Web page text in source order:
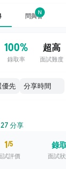
問與答
N
100%
錄取率
超高
面試難度
分享
1/5
試評價
錄
面試